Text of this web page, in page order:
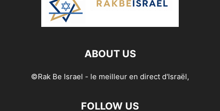
ABOUT US
©Rak Be Israel - le meilleur en direct d'Israël,
FOLLOW US